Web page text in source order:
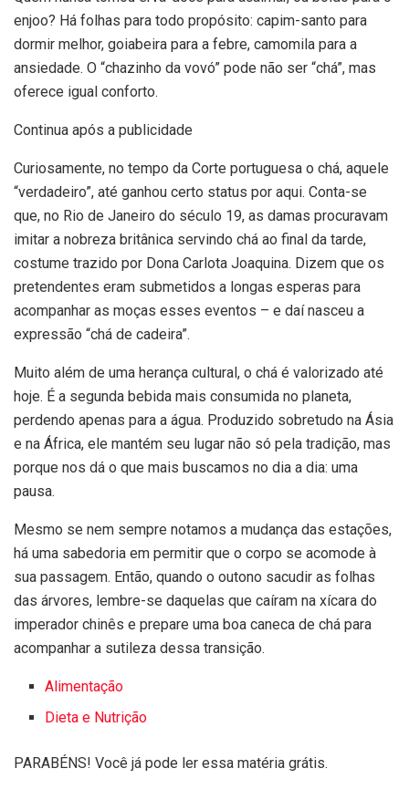
enjoo? Há folhas para todo propósito: capim-santo para
dormir melhor, goiabeira para a febre, camomila para a
ansiedade. O “chazinho da vovó” pode não ser “chá”, mas
oferece igual conforto.
Continua após a publicidade
Curiosamente, no tempo da Corte portuguesa o chá, aquele
“verdadeiro”, até ganhou certo status por aqui. Conta-se
que, no Rio de Janeiro do século 19, as damas procuravam
imitar a nobreza britânica servindo chá ao final da tarde,
costume trazido por Dona Carlota Joaquina. Dizem que os
pretendentes eram submetidos a longas esperas para
acompanhar as moças esses eventos – e daí nasceu a
expressão “chá de cadeira”.
Muito além de uma herança cultural, o chá é valorizado até
hoje. É a segunda bebida mais consumida no planeta,
perdendo apenas para a água. Produzido sobretudo na Ásia
e na África, ele mantém seu lugar não só pela tradição, mas
porque nos dá o que mais buscamos no dia a dia: uma
pausa.
Mesmo se nem sempre notamos a mudança das estações,
há uma sabedoria em permitir que o corpo se acomode à
sua passagem. Então, quando o outono sacudir as folhas
das árvores, lembre-se daquelas que caíram na xícara do
imperador chinês e prepare uma boa caneca de chá para
acompanhar a sutileza dessa transição.
Alimentação
Dieta e Nutrição
PARABÉNS! Você já pode ler essa matéria grátis.